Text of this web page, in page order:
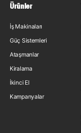
Ürünler
İş Makinaları
Güç Sistemleri
Ataşmanlar
Kiralama
İkinci El
Kampanyalar